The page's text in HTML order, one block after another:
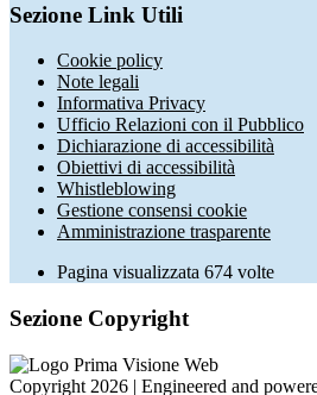
Sezione Link Utili
Cookie policy
Note legali
Informativa Privacy
Ufficio Relazioni con il Pubblico
Dichiarazione di accessibilità
Obiettivi di accessibilità
Whistleblowing
Gestione consensi cookie
Amministrazione trasparente
Pagina visualizzata 674 volte
Sezione Copyright
Copyright 2026 | Engineered and